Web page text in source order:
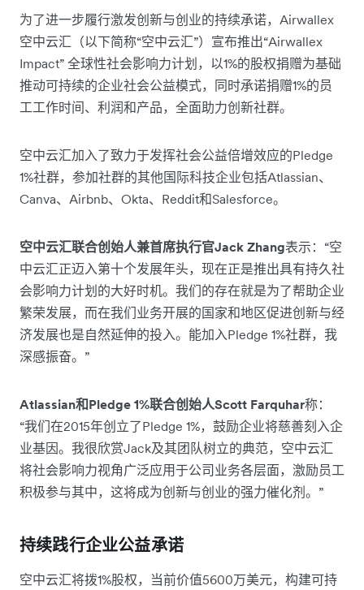
为了进一步履行激发创新与创业的持续承诺，Airwallex
空中云汇（以下简称“空中云汇”）宣布推出“Airwallex
Impact” 全球性社会影响力计划，以1%的股权捐赠为基础
推动可持续的企业社会公益模式，同时承诺捐赠1%的员
工工作时间、利润和产品，全面助力创新社群。
空中云汇加入了致力于发挥社会公益倍增效应的Pledge
1%社群，参加社群的其他国际科技企业包括Atlassian、
Canva、Airbnb、Okta、Reddit和Salesforce。
空中云汇联合创始人兼首席执行官Jack Zhang表示：“空
中云汇正迈入第十个发展年头，现在正是推出具有持久社
会影响力计划的大好时机。我们的存在就是为了帮助企业
繁荣发展，而在我们业务开展的国家和地区促进创新与经
济发展也是自然延伸的投入。能加入Pledge 1%社群，我
深感振奋。”
Atlassian和Pledge 1%联合创始人Scott Farquhar称：
“我们在2015年创立了Pledge 1%，鼓励企业将慈善刻入企
业基因。我很欣赏Jack及其团队树立的典范，空中云汇
将社会影响力视角广泛应用于公司业务各层面，激励员工
积极参与其中，这将成为创新与创业的强力催化剂。”
持续践行企业公益承诺
空中云汇将拨1%股权，当前价值5600万美元，构建可持